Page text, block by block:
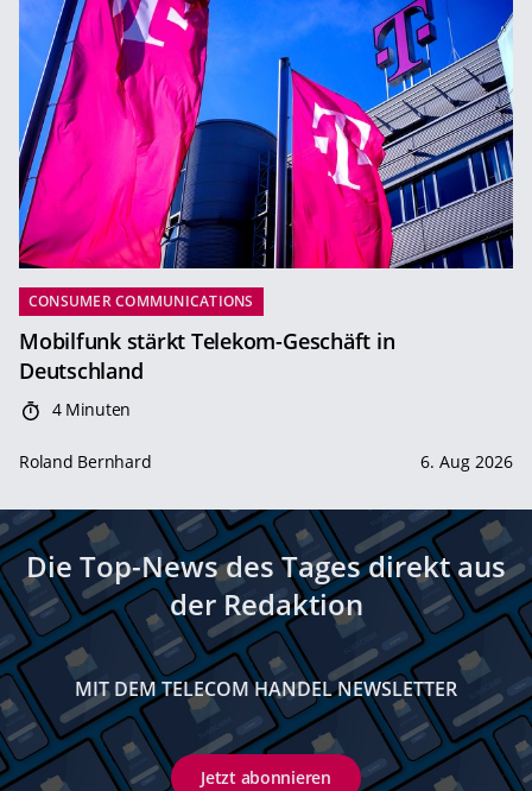
CONSUMER COMMUNICATIONS
Mobilfunk stärkt Telekom-Geschäft in
Deutschland
4 Minuten
Roland Bernhard 6. Aug 2026
Die Top-News des Tages direkt aus
der Redaktion
MIT DEM TELECOM HANDEL NEWSLETTER
Jetzt abonnieren